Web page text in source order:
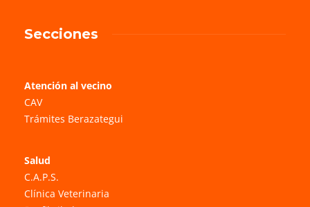
Secciones
Atención al vecino
CAV
Trámites Berazategui
Salud
C.A.P.S.
Clínica Veterinaria